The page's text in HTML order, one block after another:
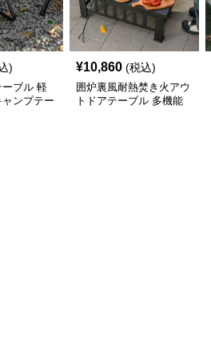
)
ーブル 軽
ンプテー
¥10,860 (税込)
囲炉裏風耐熱焚き火アウ
トドアテーブル 多機能